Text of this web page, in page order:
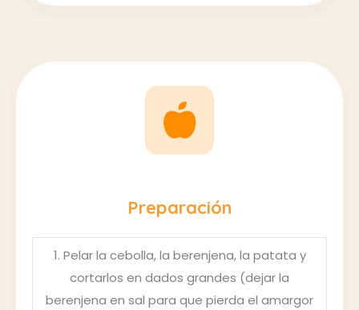
Preparación
1. Pelar la cebolla, la berenjena, la patata y
cortarlos en dados grandes (dejar la
berenjena en sal para que pierda el amargor